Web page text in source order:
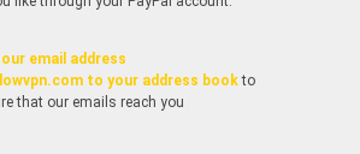
email address
to your address bookto
that our emails reach you